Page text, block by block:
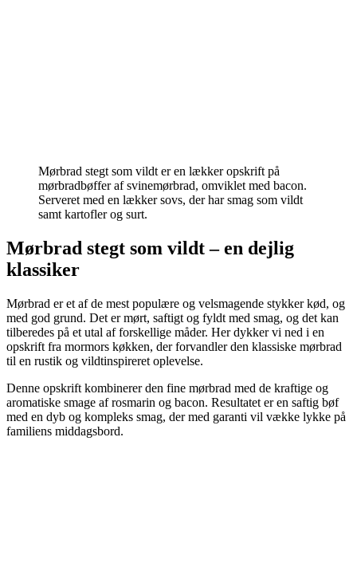
Mørbrad stegt som vildt er en lækker opskrift på
mørbradbøffer af svinemørbrad, omviklet med bacon.
Serveret med en lækker sovs, der har smag som vildt
samt kartofler og surt.
Mørbrad stegt som vildt – en dejlig
klassiker
Mørbrad er et af de mest populære og velsmagende stykker kød, og
med god grund. Det er mørt, saftigt og fyldt med smag, og det kan
tilberedes på et utal af forskellige måder. Her dykker vi ned i en
opskrift fra mormors køkken, der forvandler den klassiske mørbrad
til en rustik og vildtinspireret oplevelse.
Denne opskrift kombinerer den fine mørbrad med de kraftige og
aromatiske smage af rosmarin og bacon. Resultatet er en saftig bøf
med en dyb og kompleks smag, der med garanti vil vække lykke på
familiens middagsbord.